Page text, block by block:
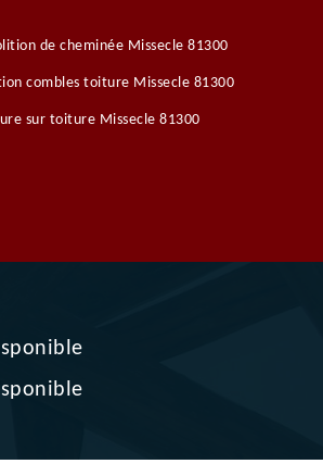
de cheminée Missecle 81300
combles toiture Missecle 81300
sur toiture Missecle 81300